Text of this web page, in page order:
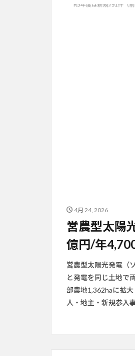
4月 24, 2026
営農型太陽
億円/年
営農型太陽光発電（
と発電を同じ土地で
部農地1,362haに拡
人・地主・新規参入